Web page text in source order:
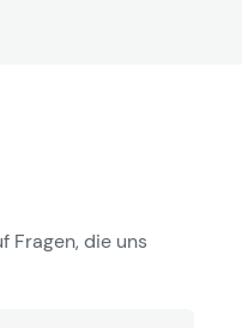
Fragen, die uns